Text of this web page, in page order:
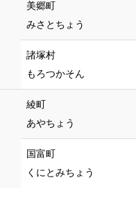
美郷町
みさとちょう
諸塚村
もろつかそん
綾町
あやちょう
国富町
くにとみちょう